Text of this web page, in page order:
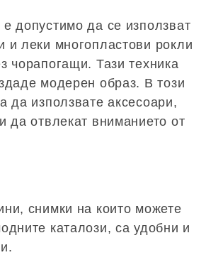
допустимо да се използват
и леки многопластови рокли
чорапогащи. Тази техника
модерен образ. В този
да използвате аксесоари,
да отвлекат вниманието от
снимки на които можете
каталози, са удобни и